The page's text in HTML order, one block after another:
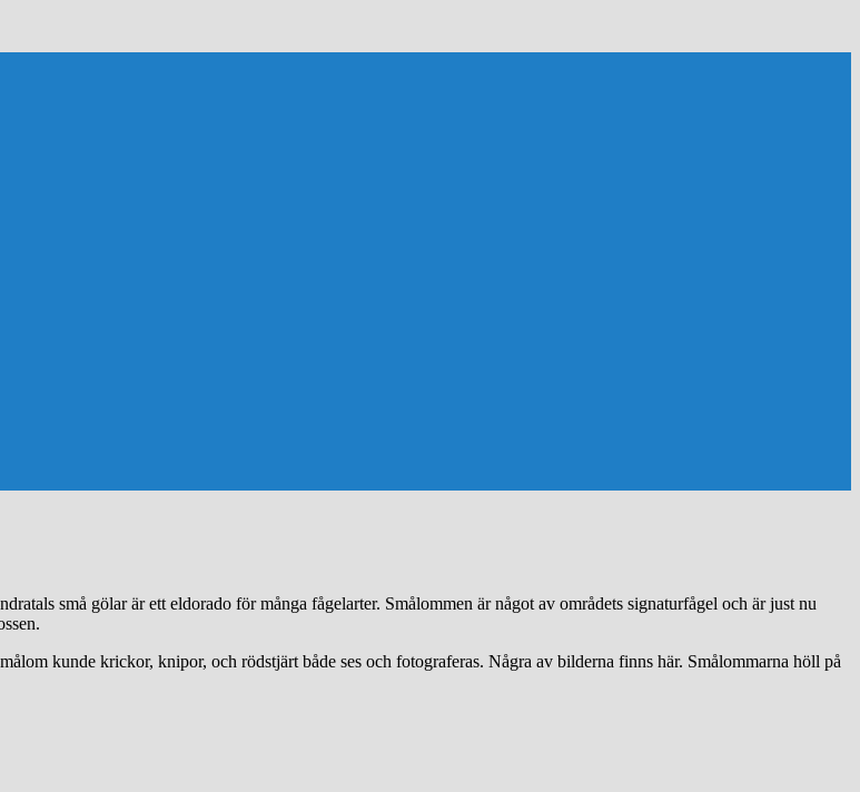
små gölar är ett eldorado för många fågelarter. Smålommen är något av områdets signaturfågel och är just nu
kunde krickor, knipor, och rödstjärt både ses och fotograferas. Några av bilderna finns här. Smålommarna höll på